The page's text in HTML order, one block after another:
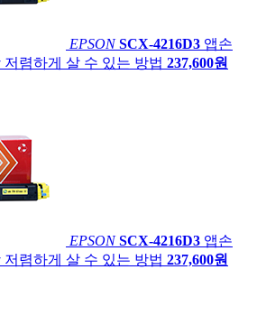
EPSON SCX-4216D3 앱손
렴하게 살 수 있는 방법 237,600원
EPSON SCX-4216D3 앱손
렴하게 살 수 있는 방법 237,600원